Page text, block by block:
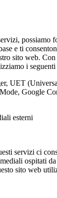
possiamo
e ti
sito web.
i
UET
Google
esterni
servizi ci
ospitati
sito web